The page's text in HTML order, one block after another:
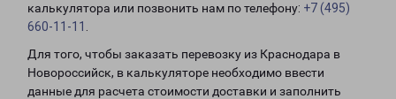
калькулятора или позвонить нам по телефону: +7 (495)
660-11-11
Для того, чтобы заказать перевозку из Краснодара в
Новороссийск, в калькуляторе необходимо ввести
данные для расчета стоимости доставки и заполнить